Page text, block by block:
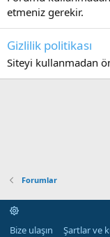
etmeniz gerekir.
Gizlilik politikası
Siteyi kullanmadan
Forumlar
Bize ulaşın Şartlar ve